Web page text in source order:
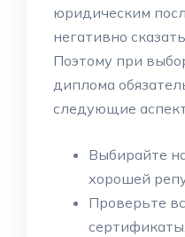
юридическим
негативно
Поэтому при
диплома
следующие
Выбирайте
хорошей
Проверьте